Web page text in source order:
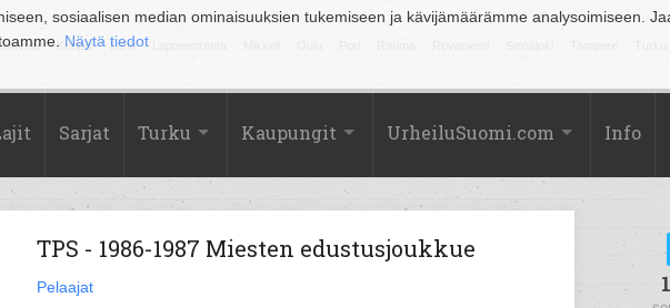
sosiaalisen median ominaisuuksien tukemiseen ja kävijämäärämme analysoimiseen.
Näytä tiedot
Kuopio Lahti
Sarjat Turku Kaupungit UrheiluSuomi.com Info
TPS - 1986-1987 Miesten edustusjoukkue
Pelaajat